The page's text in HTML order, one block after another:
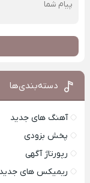
دسته‌بندی‌ها
آهنگ های جدید
پخش بزودی
رپورتاژ آگهی
ریمیکس های جدید